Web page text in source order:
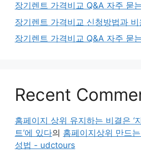
장기렌트 가격비교 Q&A 자주 묻
장기렌트 가격비교 신청방법과
장기렌트 가격비교 Q&A 자주 묻
Recent
홈페이지 상위 유지하는 비결은 ‘
트’에 있다의 홈페이지상위 만드
성법 - udctours